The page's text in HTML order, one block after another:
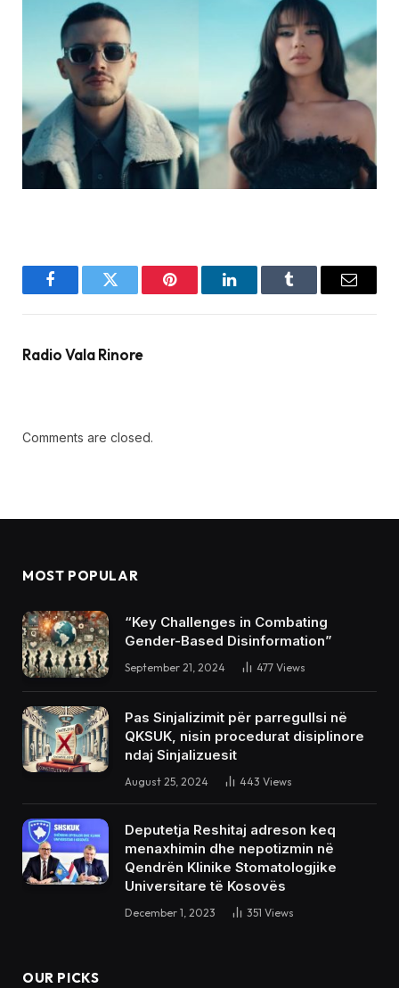
FacebookTwitter Pinterest LinkedInTumblr Email
Radio Vala Rinore
Comments are closed.
MOST POPULAR
“Key Challenges in Combating
Gender-Based Disinformation”
September 21, 2024 477 Views
Pas Sinjalizimit për parregullsi në
QKSUK, nisin procedurat disiplinore
ndaj Sinjalizuesit
August 25, 2024 443 Views
Deputetja Reshitaj adreson keq
menaxhimin dhe nepotizmin në
Qendrën Klinike Stomatologjike
Universitare të Kosovës
December 1, 2023 351 Views
OUR PICKS